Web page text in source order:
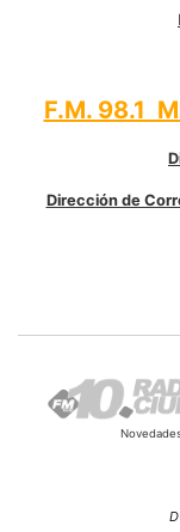
F.M. 98.1
Dirección de